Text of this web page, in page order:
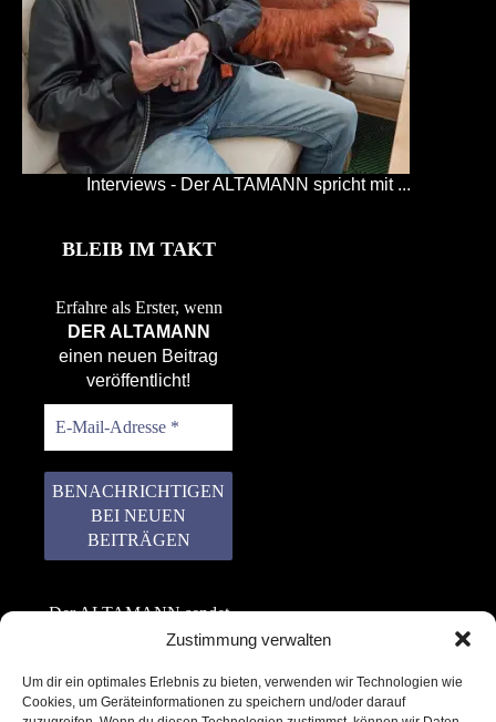
Zustimmung verwalten
Um dir ein optimales Erlebnis zu bieten, verwenden wir Technologien wie
Cookies, um Geräteinformationen zu speichern und/oder darauf
Interviews - Der ALTAMANN spricht mit ...
BLEIB IM TAKT
Erfahre als Erster, wenn
DER ALTAMANN
einen neuen Beitrag
veröffentlicht!
Der ALTAMANN sendet
keinen Spam! Er gibt
weiter. Erfahre mehr in
unserer